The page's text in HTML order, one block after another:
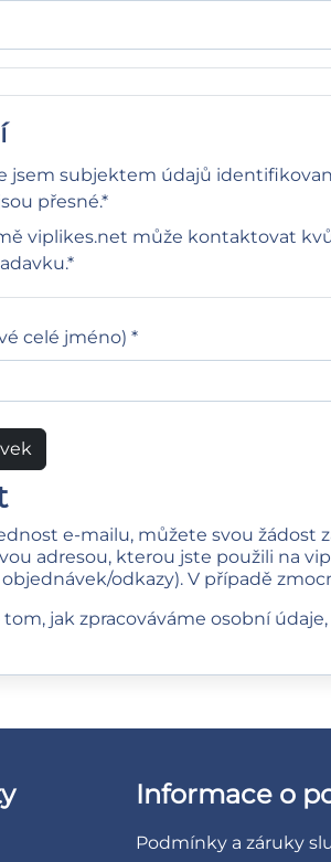
jsem subjektem údajů
přesné.*
viplikes.net může kontaktovat
celé jméno) *
e‑mailu, můžete svou žádost
adresou, kterou jste použili na
odkazy). V případě
jak zpracováváme osobní
Informace o
Podmínky a záruky